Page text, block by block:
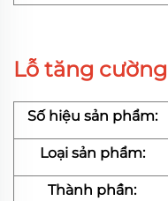
Lỗ tăng
Số hiệu sản phẩm:
Loại sản phẩm:
Thành phần: